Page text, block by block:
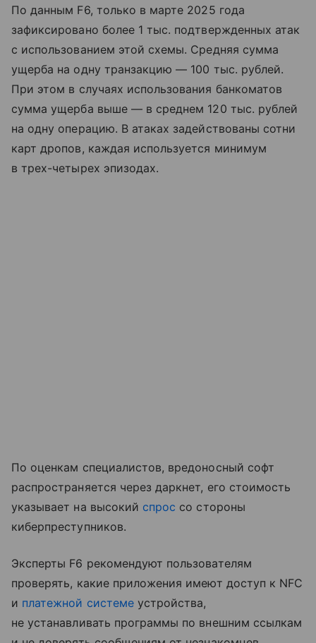
По данным F6, только в марте 2025 года
зафиксировано более 1 тыс. подтвержденных атак
с использованием этой схемы. Средняя сумма
ущерба на одну транзакцию — 100 тыс. рублей.
При этом в случаях использования банкоматов
сумма ущерба выше — в среднем 120 тыс. рублей
на одну операцию. В атаках задействованы сотни
карт дропов, каждая используется минимум
в трех-четырех эпизодах.
По оценкам специалистов, вредоносный софт
распространяется через даркнет, его стоимость
указывает на высокий спрос со стороны
киберпреступников.
Эксперты F6 рекомендуют пользователям
проверять, какие приложения имеют доступ к NFC
и платежной системеустройства,
не устанавливать программы по внешним ссылкам